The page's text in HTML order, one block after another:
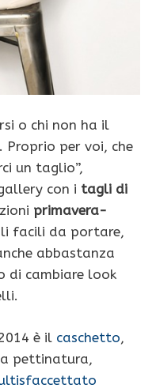
o chi non ha il
per voi, che
un taglio”,
con i tagli di
primavera-
facili da portare,
abbastanza
di cambiare look
è il caschetto,
pettinatura,